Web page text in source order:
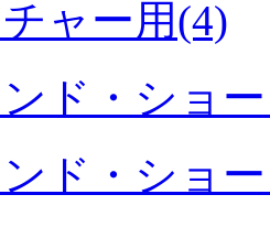
ャー用(4)
ド・ショ
ド・ショ